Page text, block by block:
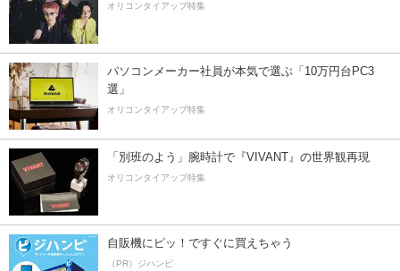
オリコンタイアップ特集
パソコンメーカー社員が本気で選ぶ「10万円台PC3
選」
オリコンタイアップ特集
「別班のよう」腕時計で『VIVANT』の世界観再現
オリコンタイアップ特集
自販機にピッ！ですぐに買えちゃう
（PR）ジハンピ